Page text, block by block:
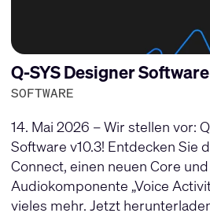
Q-SYS Designer
SOFTWARE
14. Mai 2026 – Wir stellen vor:
Software v10.3! Entdecken Sie
Connect, einen neuen Core
Audiokomponente „Voice
vieles mehr. Jetzt